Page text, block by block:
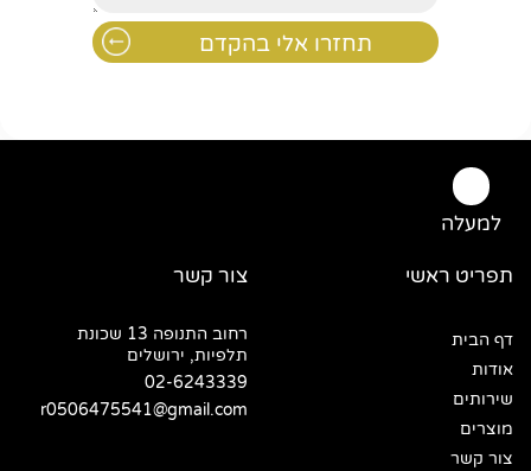
למעלה
תפריט ראשי
דף הבית
אודות
שירותים
מוצרים
צור קשר
צור קשר
רחוב התנופה 13 שכונת
תלפיות, ירושלים
02-6243339
r0506475541@gmail.com